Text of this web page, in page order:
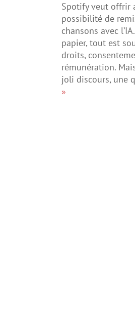
Spotify veut offrir
possibilité de
chansons avec
papier, tout est
droits,
rémunération.
joli discours, une
»